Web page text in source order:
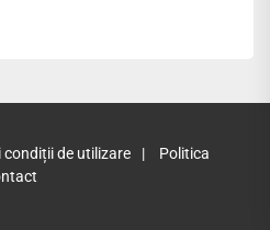
condiții de utilizare
Politica